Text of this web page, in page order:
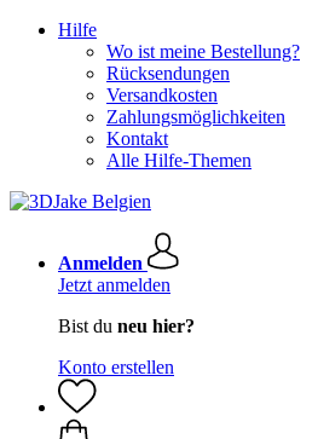
Hilfe
Wo ist meine Bestellung?
Rücksendungen
Versandkosten
Zahlungsmöglichkeiten
Kontakt
Alle Hilfe-Themen
Anmelden
Jetzt anmelden
Bist du neu hier?
Konto erstellen